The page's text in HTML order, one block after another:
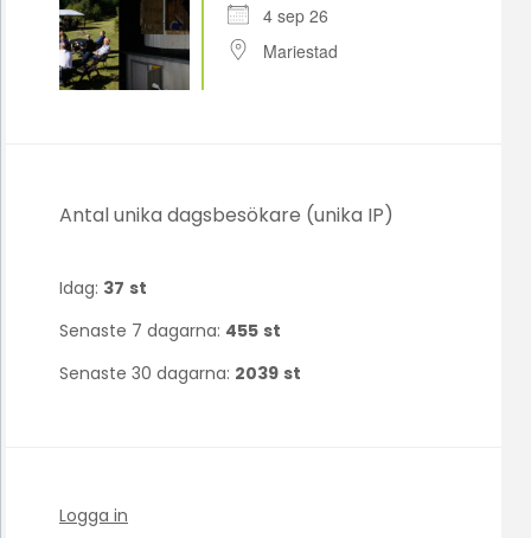
4 sep 26
Mariestad
Antal unika dagsbesökare (unika IP)
Idag: 37 st
Senaste 7 dagarna: 455 st
Senaste 30 dagarna: 2039 st
Logga in